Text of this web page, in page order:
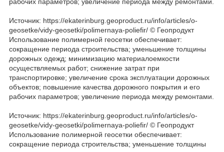
Источник: https://ekaterinburg.geoproduct.ru/info/articles/o-
geosetke/vidy-geosetki/polimernaya-poliefir/ © Геопродукт
Использование полимерной геосетки обеспечивает:
сокращение периода строительства; уменьшение толщины
дорожных одежд; минимизацию материалоемкости
осуществляемых работ; снижение затрат при
транспортировке; увеличение срока эксплуатации дорожных
объектов; повышение качества дорожного покрытия и его
рабочих параметров; увеличение периода между ремонтами.
Источник: https://ekaterinburg.geoproduct.ru/info/articles/o-
geosetke/vidy-geosetki/polimernaya-poliefir/ © Геопродукт
Использование полимерной геосетки обеспечивает:
сокращение периода строительства; уменьшение толщины